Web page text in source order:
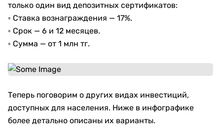
только один вид депозитных сертификатов:
◦ Ставка вознаграждения — 17%.
◦ Срок — 6 и 12 месяцев.
◦ Сумма — от 1 млн тг.
Теперь поговорим о других видах инвестиций,
доступных для населения. Ниже в инфографике
более детально описаны их варианты.